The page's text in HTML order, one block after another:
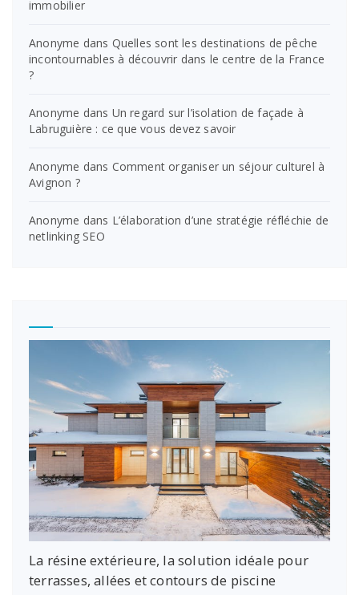
immobilier
Anonyme dans Quelles sont les destinations de pêche
incontournables à découvrir dans le centre de la France
?
Anonyme dans Un regard sur l’isolation de façade à
Labruguière : ce que vous devez savoir
Anonyme dans Comment organiser un séjour culturel à
Avignon ?
Anonyme dans L’élaboration d’une stratégie réfléchie de
netlinking SEO
La résine extérieure, la solution idéale pour
terrasses, allées et contours de piscine